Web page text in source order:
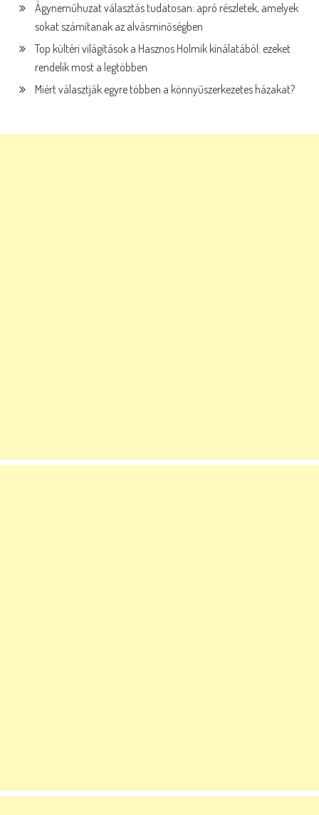
Ágyneműhuzat választás tudatosan: apró részletek, amelyek
sokat számítanak az alvásminőségben
Top kültéri világítások a Hasznos Holmik kínálatából: ezeket
rendelik most a legtöbben
Miért választják egyre többen a könnyűszerkezetes házakat?